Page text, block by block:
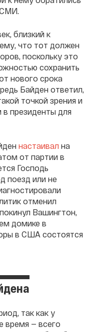
СМИ.
близкий к
что тот должен
поскольку это
сохранить
нового срока
Байден ответил,
точкой зрения и
президенты для
настаивал на
от партии в
Господь
поезд или не
отменил
Вашингтон,
домике в
в США состоятся
так как у
время — всего